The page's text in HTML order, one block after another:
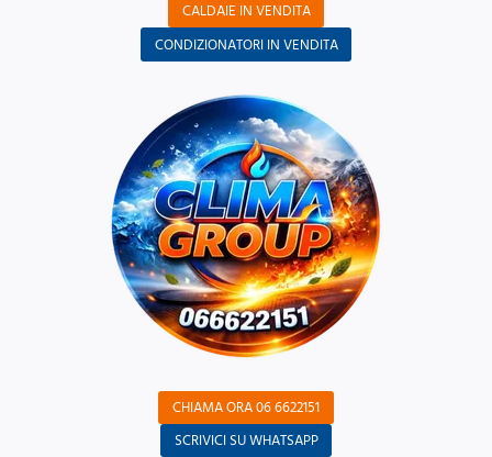
CALDAIE IN VENDITA
CONDIZIONATORI IN VENDITA
CHIAMA ORA 06 6622151
SCRIVICI SU WHATSAPP